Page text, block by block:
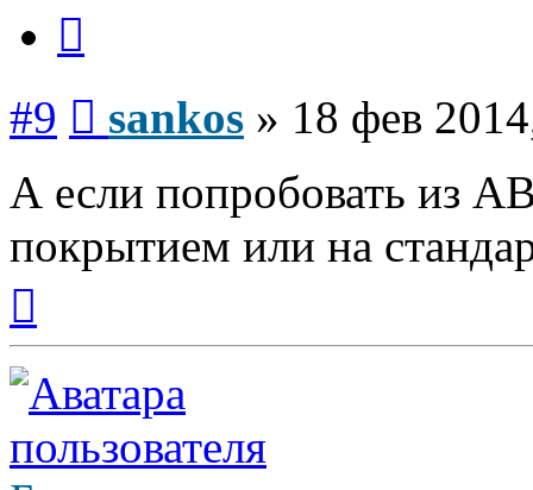
#9 sankos » 18 фев
А если попробовать из
покрытием или на
началу